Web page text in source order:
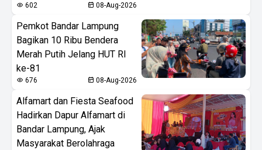
602 08-Aug-2026
Pemkot Bandar Lampung
Bagikan 10 Ribu Bendera
Merah Putih Jelang HUT RI
ke-81
676 08-Aug-2026
Alfamart dan Fiesta Seafood
Hadirkan Dapur Alfamart di
Bandar Lampung, Ajak
Masyarakat Berolahraga